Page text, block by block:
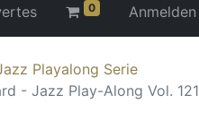
0 Anmelden
Playalong Serie
- Jazz Play-Along Vol. 121